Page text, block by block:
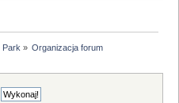
Park » Organizacja forum